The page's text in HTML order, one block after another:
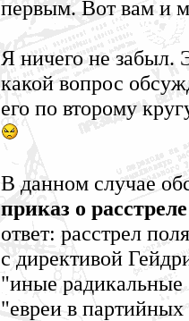
первым. Вот вам и
Я ничего не забыл.
какой вопрос
его по второму
В данном случае
приказ о
ответ: расстрел
с директивой
"иные радикальные
"евреи в